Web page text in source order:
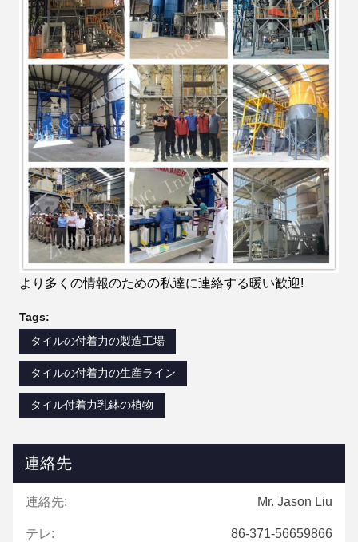
より多くの情報のための私達に連絡する暖い歓迎!
Tags:
タイルの付着力の製造工場
タイルの付着力の生産ライン
タイル付着力乳鉢の植物
連絡先
連絡先: Mr. Jason Liu
テレ: 86-371-56659866